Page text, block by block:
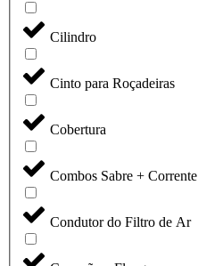
Cilindro
Cinto para Roçadeiras
Cobertura
Combos Sabre + Corrente
Condutor do Filtro de Ar